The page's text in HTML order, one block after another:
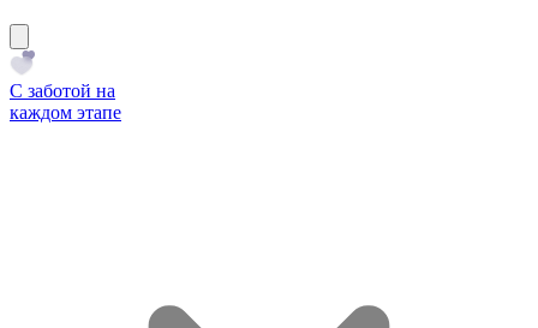
С заботой на
каждом этапе